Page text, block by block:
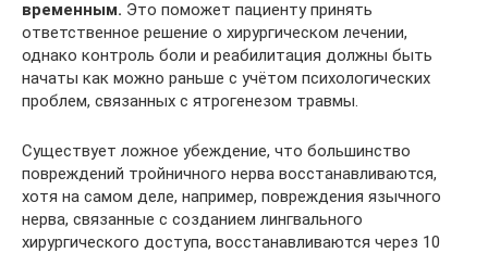
временным. Это поможет пациенту принять
ответственное решение о хирургическом лечении,
однако контроль боли и реабилитация должны быть
начаты как можно раньше с учётом психологических
проблем, связанных с ятрогенезом травмы.
Существует ложное убеждение, что большинство
повреждений тройничного нерва восстанавливаются,
хотя на самом деле, например, повреждения язычного
нерва, связанные с созданием лингвального
хирургического доступа, восстанавливаются через 10